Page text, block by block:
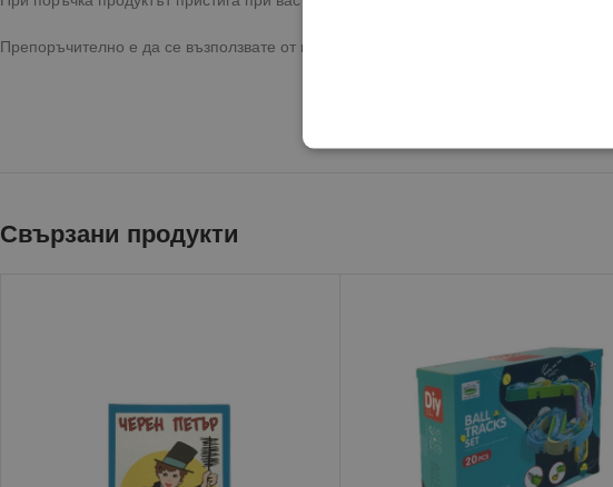
Препоръчително е да се възползвате от предоставената опция за преглед при
Свързани продукти